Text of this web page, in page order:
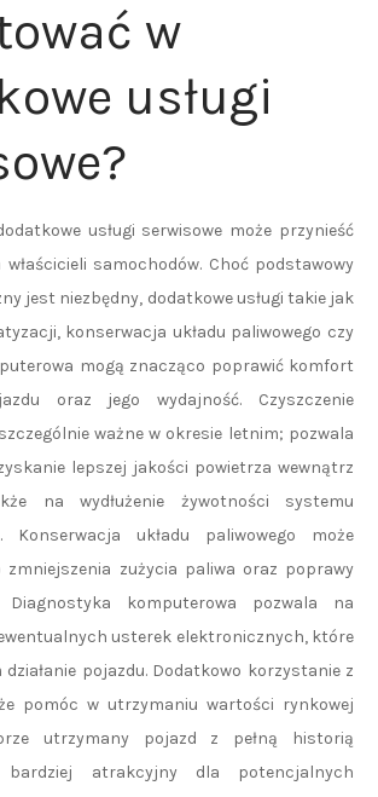
w
usługi
usługi serwisowe może przynieść
samochodów. Choć podstawowy
jest niezbędny, dodatkowe usługi takie jak
konserwacja układu paliwowego czy
mogą znacząco poprawić komfort
oraz jego wydajność. Czyszczenie
ważne w okresie letnim; pozwala
lepszej jakości powietrza wewnątrz
na wydłużenie żywotności systemu
Konserwacja układu paliwowego może
zmniejszenia zużycia paliwa oraz poprawy
Diagnostyka komputerowa pozwala na
usterek elektronicznych, które
działanie pojazdu. Dodatkowo korzystanie z
pomóc w utrzymaniu wartości rynkowej
utrzymany pojazd z pełną historią
atrakcyjny dla potencjalnych